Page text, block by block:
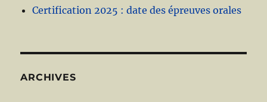
Certification 2025 : date des épreuves orales
ARCHIVES